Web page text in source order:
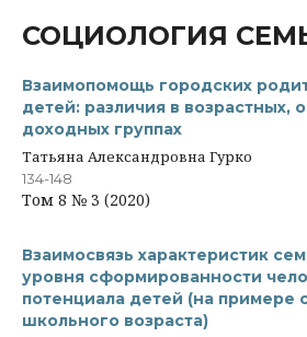
СОЦИОЛОГИЯ
Взаимопомощь городских
детей: различия в возрастных,
доходных группах
Татьяна Александровна Гурко
134-148
Том 8 № 3 (2020)
Взаимосвязь характеристик
уровня сформированности
потенциала детей (на примере
школьного возраста)